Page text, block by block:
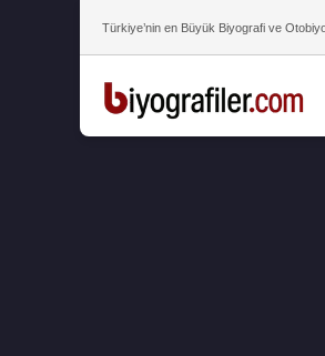
Türkiye’nin en Büyük Biyografi ve